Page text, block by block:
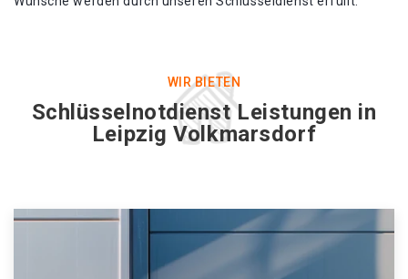
WIR BIETEN
Schlüsselnotdienst Leistungen in
Leipzig Volkmarsdorf